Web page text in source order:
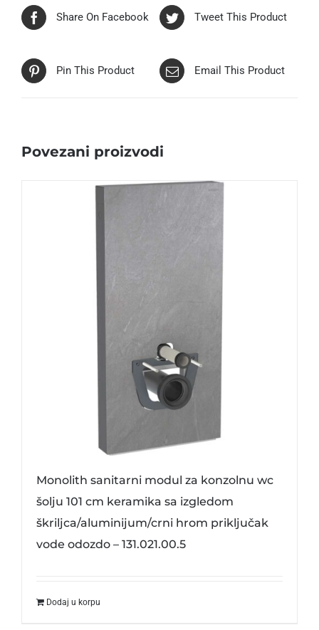
Share On Facebook Tweet This Product
Pin This Product Email This Product
Povezani proizvodi
Monolith sanitarni modul za konzolnu wc
šolju 101 cm keramika sa izgledom
škriljca/aluminijum/crni hrom priključak
vode odozdo – 131.021.00.5
Dodaj u korpu